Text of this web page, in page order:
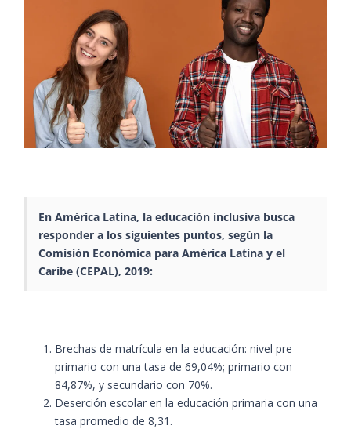
En América Latina, la educación inclusiva busca
responder a los siguientes puntos, según la
Comisión Económica para América Latina y el
Caribe (CEPAL), 2019:
Brechas de matrícula en la educación: nivel pre
primario con una tasa de 69,04%; primario con
84,87%, y secundario con 70%.
Deserción escolar en la educación primaria con una
tasa promedio de 8,31.